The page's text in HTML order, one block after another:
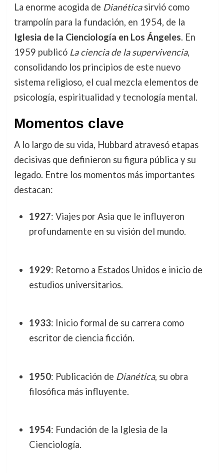
La enorme acogida de Dianéticasirvió como
trampolín para la fundación, en 1954, de la
Iglesia de la Cienciología en Los Ángeles. En
1959 publicó La ciencia de la supervivencia,
consolidando los principios de este nuevo
sistema religioso, el cual mezcla elementos de
psicología, espiritualidad y tecnología mental.
Momentos clave
A lo largo de su vida, Hubbard atravesó etapas
decisivas que definieron su figura pública y su
legado. Entre los momentos más importantes
destacan:
1927: Viajes por Asia que le influyeron
profundamente en su visión del mundo.
1929: Retorno a Estados Unidos e inicio de
estudios universitarios.
1933: Inicio formal de su carrera como
escritor de ciencia ficción.
1950: Publicación de Dianética, su obra
filosófica más influyente.
1954: Fundación de la Iglesia de la
Cienciología.